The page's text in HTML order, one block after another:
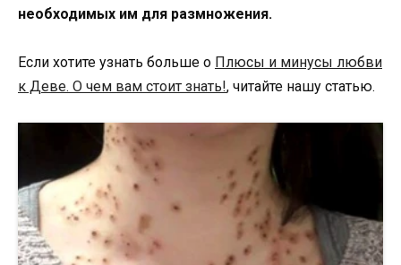
необходимых им для размножения.
Если хотите узнать больше о Плюсы и минусы любви
к Деве. О чем вам стоит знать!, читайте нашу статью.